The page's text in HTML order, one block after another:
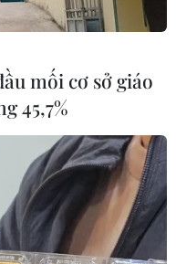
tại sân bay José Martí, La
Vũ Lê Hà/TTXVN)
200 người lao
Bộ Y tế đã có
mối cơ sở giáo
45,7%